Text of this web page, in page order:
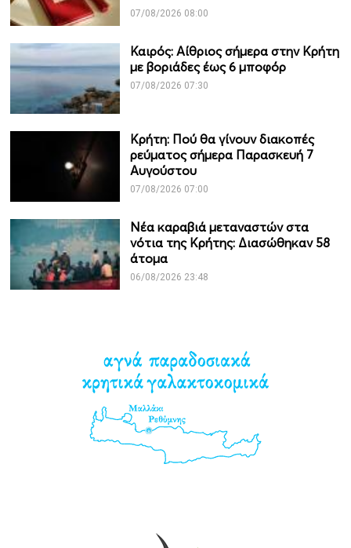
07/08/2026 08:00
Καιρός: Αίθριος σήμερα στην Κρήτη
με βοριάδες έως 6 μποφόρ
07/08/2026 07:30
Κρήτη: Πού θα γίνουν διακοπές
ρεύματος σήμερα Παρασκευή 7
Αυγούστου
07/08/2026 07:00
Νέα καραβιά μεταναστών στα
νότια της Κρήτης: Διασώθηκαν 58
άτομα
06/08/2026 23:48